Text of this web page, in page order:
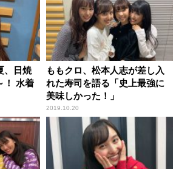
、日焼
！ 水着
ももクロ、松本人志が差し入
れた寿司を語る「史上最強に
美味しかった！」
2019.10.20